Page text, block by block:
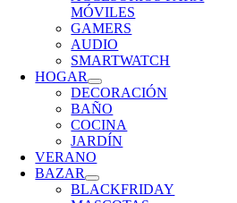
MÓVILES
GAMERS
AUDIO
SMARTWATCH
HOGAR
DECORACIÓN
BAÑO
COCINA
JARDÍN
VERANO
BAZAR
BLACKFRIDAY